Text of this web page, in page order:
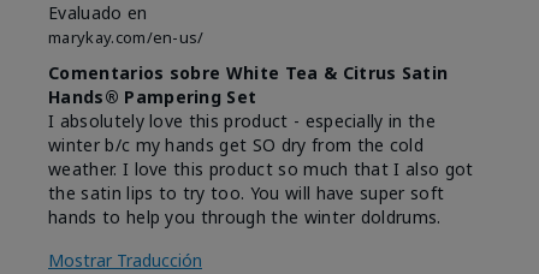
Evaluado en
marykay.com/en-us/
Comentarios sobre White Tea & Citrus Satin
Hands® Pampering Set
I absolutely love this product - especially in the
winter b/c my hands get SO dry from the cold
weather. I love this product so much that I also got
the satin lips to try too. You will have super soft
hands to help you through the winter doldrums.
Mostrar Traducción